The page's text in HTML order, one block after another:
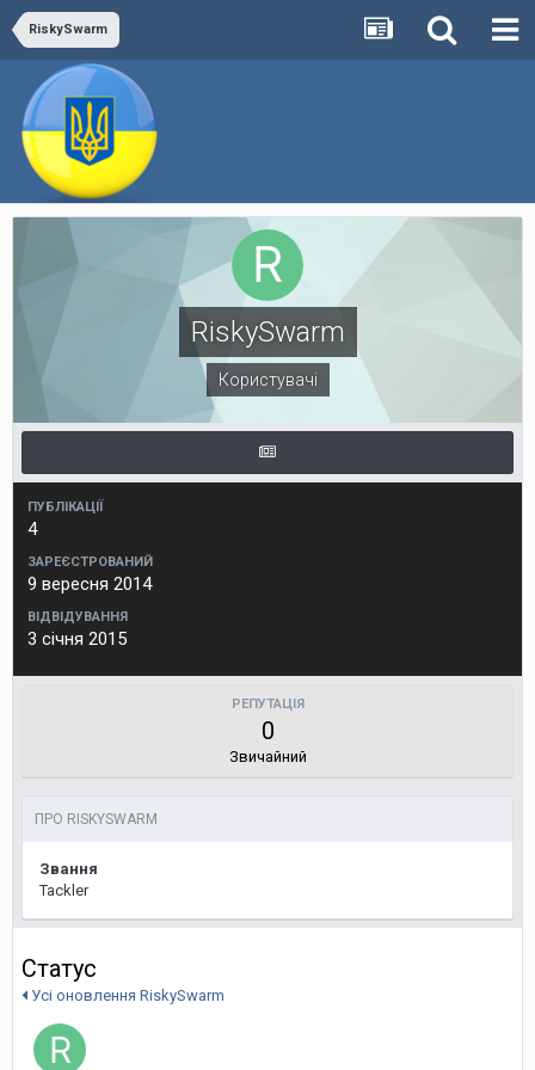
RiskySwarm
RiskySwarm
Користувачі
ПУБЛІКАЦІЇ
4
ЗАРЕЄСТРОВАНИЙ
9 вересня 2014
ВІДВІДУВАННЯ
3 січня 2015
РЕПУТАЦІЯ
0
Звичайний
ПРО RISKYSWARM
Звання
Tackler
Статус
Усі оновлення RiskySwarm